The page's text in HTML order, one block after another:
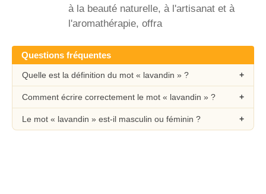
à la beauté naturelle, à l'artisanat et à
l'aromathérapie, offra
Questions fréquentes
Quelle est la définition du mot « lavandin » ?
Comment écrire correctement le mot « lavandin » ?
Le mot « lavandin » est-il masculin ou féminin ?